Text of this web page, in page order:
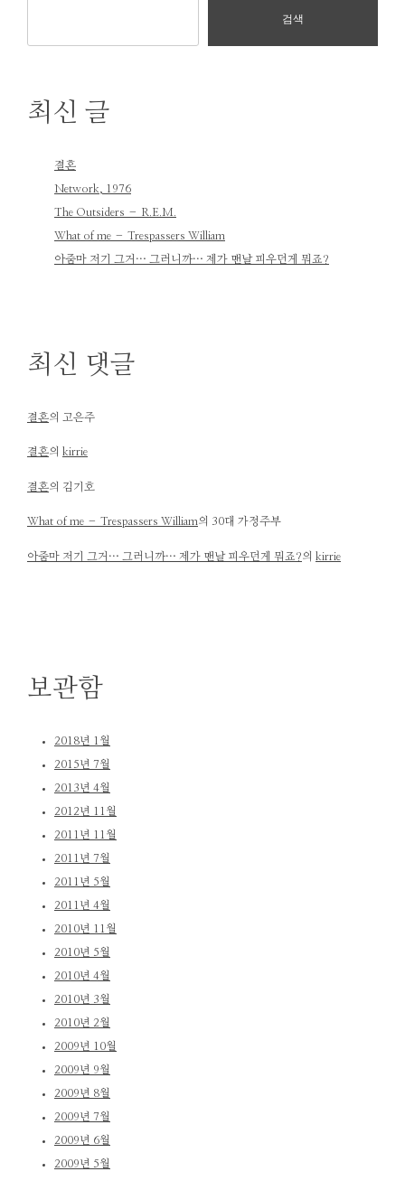
검색
최신 글
결혼
Network, 1976
The Outsiders – R.E.M.
What of me – Trespassers William
아줌마 저기 그거… 그러니까… 제가 맨날 피우던게 뭐죠?
최신 댓글
결혼의 고은주
결혼의 kirrie
결혼의 김기호
What of me – Trespassers William의 30대 가정주부
아줌마 저기 그거… 그러니까… 제가 맨날 피우던게 뭐죠?의 kirrie
보관함
2018년 1월
2015년 7월
2013년 4월
2012년 11월
2011년 11월
2011년 7월
2011년 5월
2011년 4월
2010년 11월
2010년 5월
2010년 4월
2010년 3월
2010년 2월
2009년 10월
2009년 9월
2009년 8월
2009년 7월
2009년 6월
2009년 5월